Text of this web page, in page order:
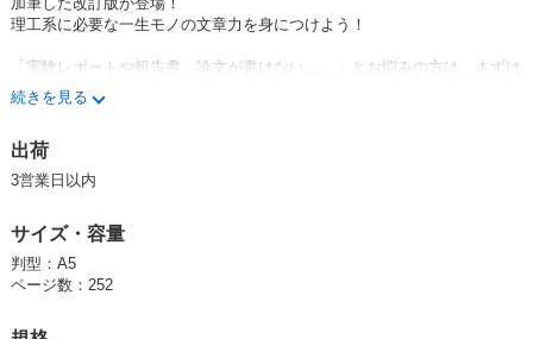
理工系に必要な一生モノの文章力を身につけよう！
「実験レポートや報告書、論文が書けない……」とお悩みの方は、まずは
「なぜよい文章を書かねばならないのか」を考えてみましょう。よい文章
を書くには、自分の考えをよく整理することが必要になります。
この増補改訂版では、好評既刊「図解でわかる！理工系のためのよい文章
の書き方」よりも「まずは書きはじめる」ためのハードルを下げ、生成AI
どんな情報をどのように配置すべきか、吟味・推敲を重ねていくうちに、
書くべき内容・構成・結論が明確になります。結果、書いたレポートや論
文も評価されるようになります。
随所に「演習」を入れているので、学んだ内容をその場で試して確認でき
続きを見る
出荷
3営業日以内
サイズ・容量
判型：A5
ページ数：252